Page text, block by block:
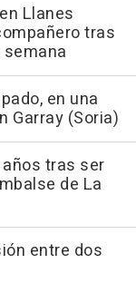
Llanes
tras
en una
Garray (Soria)
tras ser
de La
entre dos